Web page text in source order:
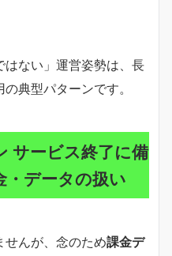
はない」運営姿勢は、長
典型パターンです。
サービス終了に備
・データの扱い
せんが、念のため課金デ